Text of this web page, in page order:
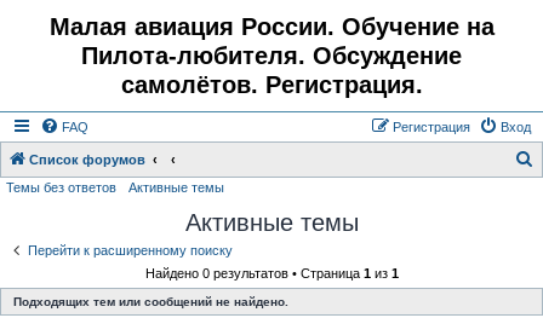
Малая авиация России. Обучение на
Пилота-любителя. Обсуждение
самолётов. Регистрация.
FAQ Вход
Регистрация
Список форумов
Темы без ответов Активные темы
Активные темы
Перейти к расширенному поиску
Найдено 0 результатов • Страница 1из 1
Подходящих тем или сообщений не найдено.